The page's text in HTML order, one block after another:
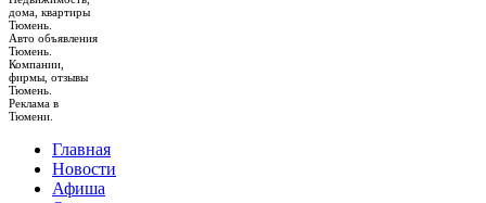
дома, квартиры
Тюмень.
Авто объявления
Тюмень.
Компании,
фирмы, отзывы
Тюмень.
Реклама в
Тюмени.
Главная
Новости
Афиша